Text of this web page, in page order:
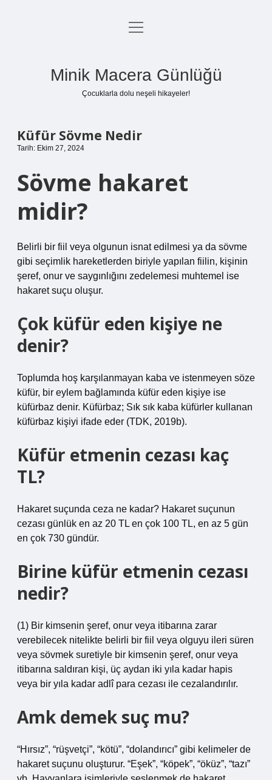
Anasayfa
menüyü
Minik Macera Günlüğü
Çocuklarla dolu neşeli hikayeler!
Küfür Sövme Nedir
Tarih: Ekim 27, 2024
Sövme hakaret
midir?
Belirli bir fiil veya olgunun isnat edilmesi ya da sövme
gibi seçimlik hareketlerden biriyle yapılan fiilin, kişinin
şeref, onur ve saygınlığını zedelemesi muhtemel ise
hakaret suçu oluşur.
Çok küfür eden kişiye ne
denir?
Toplumda hoş karşılanmayan kaba ve istenmeyen söze
küfür, bir eylem bağlamında küfür eden kişiye ise
küfürbaz denir. Küfürbaz; Sık sık kaba küfürler kullanan
küfürbaz kişiyi ifade eder (TDK, 2019b).
Küfür etmenin cezası kaç
TL?
Hakaret suçunda ceza ne kadar? Hakaret suçunun
cezası günlük en az 20 TL en çok 100 TL, en az 5 gün
en çok 730 gündür.
Birine küfür etmenin cezası
nedir?
(1) Bir kimsenin şeref, onur veya itibarına zarar
verebilecek nitelikte belirli bir fiil veya olguyu ileri süren
veya sövmek suretiyle bir kimsenin şeref, onur veya
itibarına saldıran kişi, üç aydan iki yıla kadar hapis
veya bir yıla kadar adlî para cezası ile cezalandırılır.
Amk demek suç mu?
“Hırsız”, “rüşvetçi”, “kötü”, “dolandırıcı” gibi kelimeler de
hakaret suçunu oluşturur. “Eşek”, “köpek”, “öküz”, “tazı”